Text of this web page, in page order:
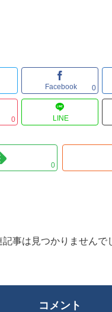
Facebook 0
0 LINE
0
記事は見つかりませんで
コメント